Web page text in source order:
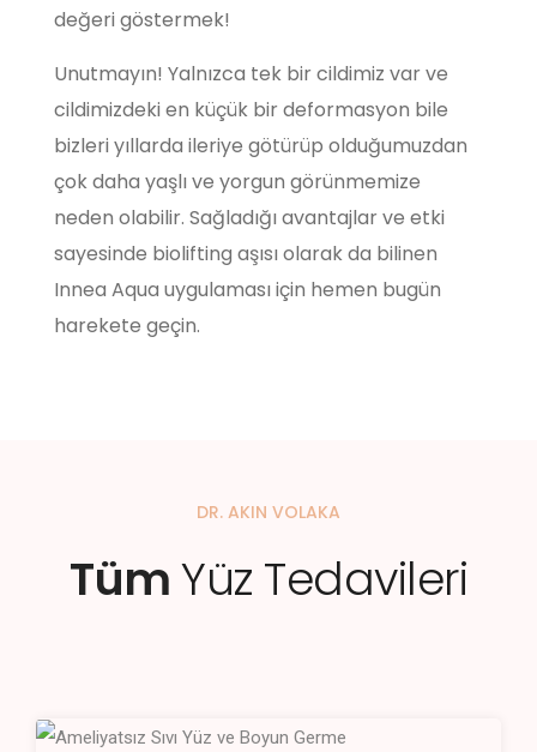
değeri göstermek!
Unutmayın! Yalnızca tek bir cildimiz var ve
cildimizdeki en küçük bir deformasyon bile
bizleri yıllarda ileriye götürüp olduğumuzdan
çok daha yaşlı ve yorgun görünmemize
neden olabilir. Sağladığı avantajlar ve etki
sayesinde biolifting aşısı olarak da bilinen
Innea Aqua uygulaması için hemen bugün
harekete geçin.
DR. AKIN VOLAKA
TümYüz Tedavileri